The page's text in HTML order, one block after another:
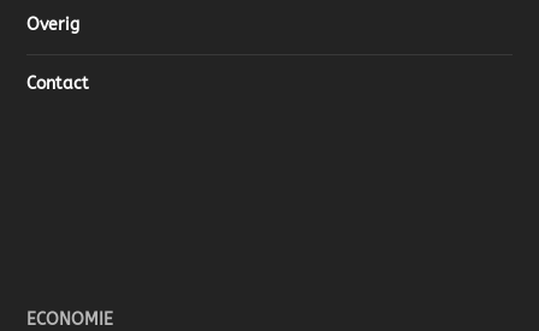
Overig
Contact
ECONOMIE